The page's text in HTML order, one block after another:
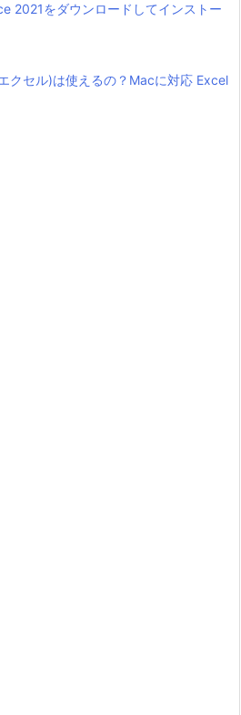
2021をダウンロードしてインストー
クセル)は使えるの？Macに対応 Excel